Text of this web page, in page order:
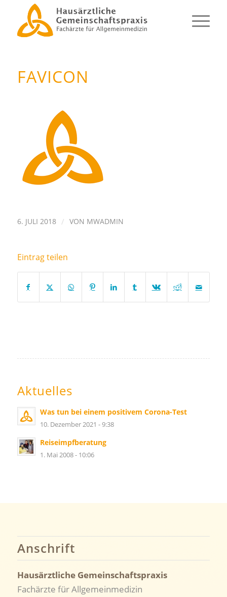
FAVICON
6. JULI 2018 / VON MWADMIN
Eintrag teilen
Aktuelles
Was tun bei einem positivem Corona-Test
10. Dezember 2021 - 9:38
Reiseimpfberatung
1. Mai 2008 - 10:06
Anschrift
Hausärztliche Gemeinschaftspraxis
Fachärzte für Allgemeinmedizin